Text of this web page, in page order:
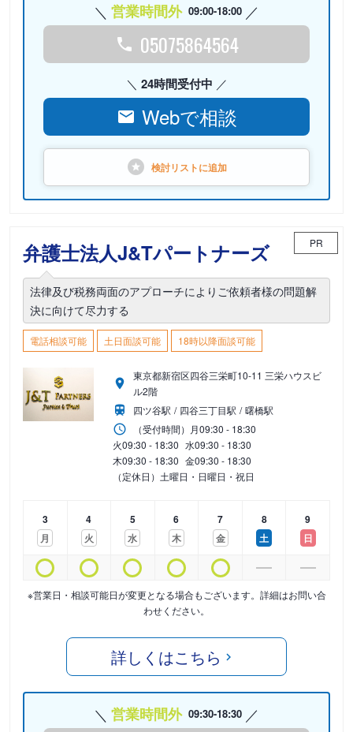
営業時間外 09:00-18:00
05075864564
24時間受付中
Webで相談
検討リストに追加
弁護士法人J&Tパートナーズ PR
法律及び税務両面のアプローチによりご依頼者様の問題解
決に向けて尽力する
電話相談可能 土日面談可能 18時以降面談可能
東京都新宿区四谷三栄町10-11 三栄ハウスビ
ル2階
四ツ谷駅
四谷三丁目駅
曙橋駅
（受付時間） 月09:30 - 18:30
火09:30 - 18:30 水09:30 - 18:30
木09:30 - 18:30 金09:30 - 18:30
（定休日）土曜日・日曜日・祝日
3
月
4
火
5
水
6
木
7
金
8
土
9
日
※営業日・相談可能日が変更となる場合もございます。詳細はお問い合
わせください。
詳しくはこちら
営業時間外 09:30-18:30